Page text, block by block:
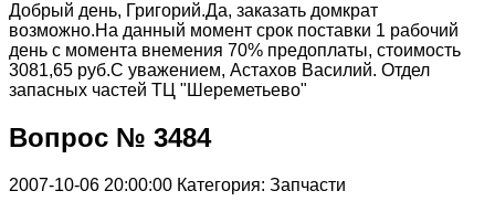
Добрый день, Григорий.Да, заказать домкрат
возможно.На данный момент срок поставки 1 рабочий
день с момента внемения 70% предоплаты, стоимость
3081,65 руб.С уважением, Астахов Василий. Отдел
запасных частей ТЦ "Шереметьево"
Вопрос № 3484
2007-10-06 20:00:00 Категория: Запчасти